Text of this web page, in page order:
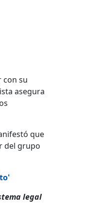
con su
asegura
que
del grupo
legal